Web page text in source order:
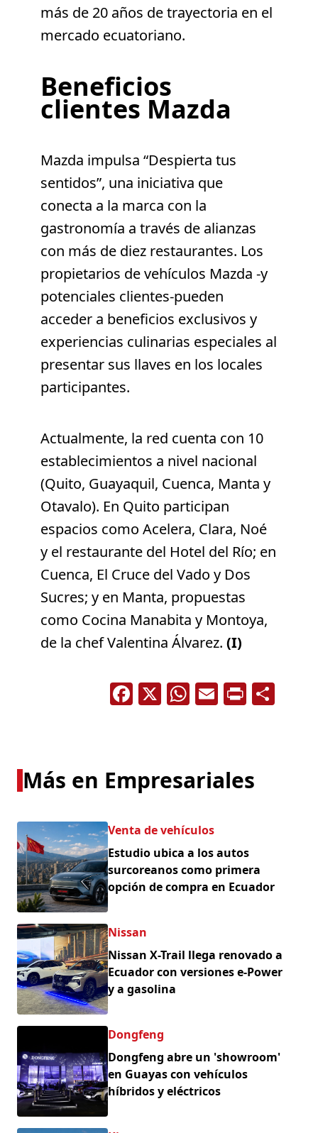
más de 20 años de trayectoria en el
mercado ecuatoriano.
Beneficios
clientes Mazda
Mazda impulsa “Despierta tus
sentidos”, una iniciativa que
conecta a la marca con la
gastronomía a través de alianzas
con más de diez restaurantes. Los
propietarios de vehículos Mazda -y
potenciales clientes-pueden
acceder a beneficios exclusivos y
experiencias culinarias especiales al
presentar sus llaves en los locales
participantes.
Actualmente, la red cuenta con 10
establecimientos a nivel nacional
(Quito, Guayaquil, Cuenca, Manta y
Otavalo). En Quito participan
espacios como Acelera, Clara, Noé
y el restaurante del Hotel del Río; en
Cuenca, El Cruce del Vado y Dos
Sucres; y en Manta, propuestas
como Cocina Manabita y Montoya,
de la chef Valentina Álvarez.(I)
Facebook
X WhatsApp
Email
Print
Más en Empresariales
Venta de vehículos
Estudio ubica a los autos
surcoreanos como primera
opción de compra en Ecuador
Nissan
Nissan X-Trail llega renovado a
Ecuador con versiones e-Power
y a gasolina
Dongfeng
Dongfeng abre un 'showroom'
en Guayas con vehículos
híbridos y eléctricos